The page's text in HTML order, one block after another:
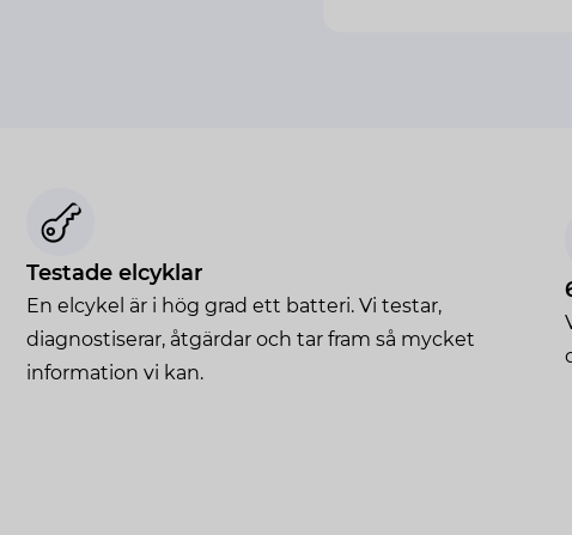
Testade elcyklar
En elcykel är i hög grad ett batteri. Vi testar,
diagnostiserar, åtgärdar och tar fram så mycket
information vi kan.